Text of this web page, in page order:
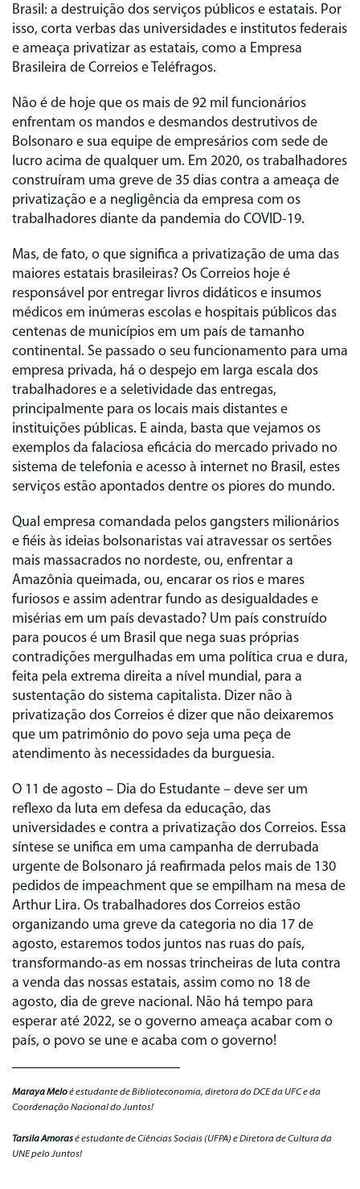
Brasil: a destruição dos serviços públicos e estatais. Por
isso, corta verbas das universidades e institutos federais
e ameaça privatizar as estatais, como a Empresa
Brasileira de Correios e Teléfragos.
Não é de hoje que os mais de 92 mil funcionários
enfrentam os mandos e desmandos destrutivos de
Bolsonaro e sua equipe de empresários com sede de
lucro acima de qualquer um. Em 2020, os trabalhadores
construíram uma greve de 35 dias contra a ameaça de
privatização e a negligência da empresa com os
trabalhadores diante da pandemia do COVID-19.
Mas, de fato, o que significa a privatização de uma das
maiores estatais brasileiras? Os Correios hoje é
responsável por entregar livros didáticos e insumos
médicos em inúmeras escolas e hospitais públicos das
centenas de municípios em um país de tamanho
continental. Se passado o seu funcionamento para uma
empresa privada, há o despejo em larga escala dos
trabalhadores e a seletividade das entregas,
principalmente para os locais mais distantes e
instituições públicas. E ainda, basta que vejamos os
exemplos da falaciosa eficácia do mercado privado no
sistema de telefonia e acesso à internet no Brasil, estes
serviços estão apontados dentre os piores do mundo.
Qual empresa comandada pelos gangsters milionários
e fiéis às ideias bolsonaristas vai atravessar os sertões
mais massacrados no nordeste, ou, enfrentar a
Amazônia queimada, ou, encarar os rios e mares
furiosos e assim adentrar fundo as desigualdades e
misérias em um país devastado? Um país construído
para poucos é um Brasil que nega suas próprias
contradições mergulhadas em uma política crua e dura,
feita pela extrema direita a nível mundial, para a
sustentação do sistema capitalista. Dizer não à
privatização dos Correios é dizer que não deixaremos
que um patrimônio do povo seja uma peça de
atendimento às necessidades da burguesia.
O 11 de agosto – Dia do Estudante – deve ser um
reflexo da luta em defesa da educação, das
universidades e contra a privatização dos Correios. Essa
síntese se unifica em uma campanha de derrubada
urgente de Bolsonaro já reafirmada pelos mais de 130
pedidos de impeachment que se empilham na mesa de
Arthur Lira. Os trabalhadores dos Correios estão
organizando uma greve da categoria no dia 17 de
agosto, estaremos todos juntos nas ruas do país,
transformando-as em nossas trincheiras de luta contra
a venda das nossas estatais, assim como no 18 de
agosto, dia de greve nacional. Não há tempo para
esperar até 2022, se o governo ameaça acabar com o
país, o povo se une e acaba com o governo!
Maraya Meloé estudante de Biblioteconomia, diretora do DCE da UFC e da
Coordenação Nacional do Juntos!
Tarsila Amorasé estudante de Ciências Sociais (UFPA) e Diretora de Cultura da
UNE pelo Juntos!